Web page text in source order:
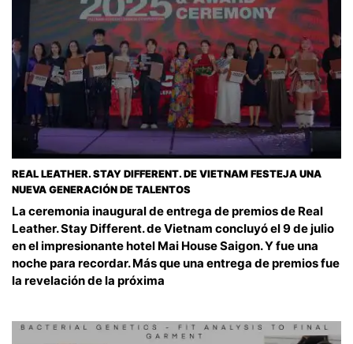
REAL LEATHER. STAY DIFFERENT. DE VIETNAM FESTEJA UNA
NUEVA GENERACIÓN DE TALENTOS
La ceremonia inaugural de entrega de premios de Real
Leather. Stay Different. de Vietnam concluyó el 9 de julio
en el impresionante hotel Mai House Saigon. Y fue una
noche para recordar. Más que una entrega de premios fue
la revelación de la próxima